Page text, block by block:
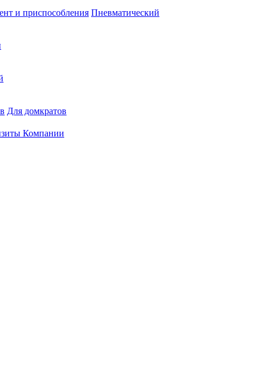
и приспособления Пневматический
Для домкратов
Компании